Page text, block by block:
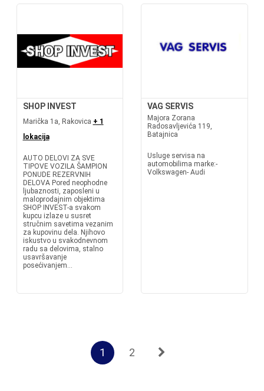
SHOP INVEST
Marička 1a, Rakovica + 1
lokacija
AUTO DELOVI ZA SVE
TIPOVE VOZILA ŠAMPION
PONUDE REZERVNIH
DELOVA Pored neophodne
ljubaznosti, zaposleni u
maloprodajnim objektima
SHOP INVEST-a svakom
kupcu izlaze u susret
stručnim savetima vezanim
za kupovinu dela. Njihovo
iskustvo u svakodnevnom
radu sa delovima, stalno
usavršavanje
posećivanjem...
VAG SERVIS
Majora Zorana
Radosavljevića 119,
Batajnica
Usluge servisa na
automobilima marke:-
Volkswagen- Audi
1 2